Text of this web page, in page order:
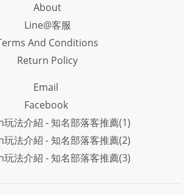
About
Line@客服
And Conditions
Return Policy
Email
Facebook
法介紹 - 知名部落客推薦(1)
法介紹 - 知名部落客推薦(2)
法介紹 - 知名部落客推薦(3)